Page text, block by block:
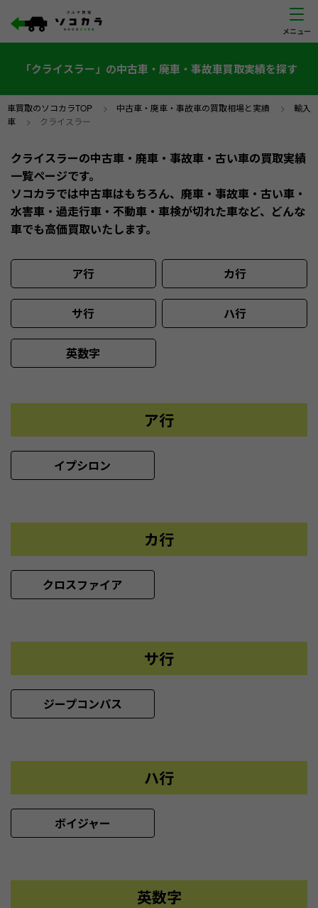
「クライスラー」の中古車・廃車・事故車買取実績を探す
車買取のソコカラTOP > 中古車・廃車・事故車の買取相場と実績 > 輸入
車 > クライスラー
クライスラーの中古車・廃車・事故車・古い車の買取実績
一覧ページです。
ソコカラでは中古車はもちろん、廃車・事故車・古い車・
水害車・過走行車・不動車・車検が切れた車など、どんな
車でも高価買取いたします。
ア行 カ行
サ行 ハ行
英数字
ア行
イプシロン
カ行
クロスファイア
サ行
ジープコンパス
ハ行
ボイジャー
英数字